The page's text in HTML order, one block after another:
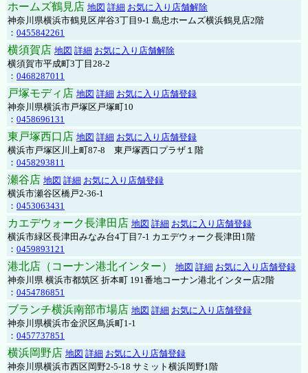
ホームズ鶴見店 地図 詳細 お気に入り店舗解除
神奈川県横浜市鶴見区岸谷3丁目9-1 島忠ホームズ横浜鶴見店2階
： 0455842261
横須賀店 地図 詳細 お気に入り店舗解除
横須賀市平成町3丁目28-2
： 0468287011
戸塚モディ店 地図 詳細 お気に入り店舗登録
神奈川県横浜市戸塚区戸塚町10
： 0458696131
東戸塚西口店 地図 詳細 お気に入り店舗登録
横浜市戸塚区川上町87-8 東戸塚西口プラザ１階
： 0458293811
瀬谷店 地図 詳細 お気に入り店舗登録
横浜市瀬谷区橋戸2-36-1
： 0453063431
カエデウォーク長津田店 地図 詳細 お気に入り店舗登録
横浜市緑区長津田みなみ台4丁目7-1 カエデウォーク長津田1階
： 0459893121
港北店（コーナン港北インター） 地図 詳細 お気に入り店舗登録
神奈川県 横浜市都筑区 折本町 191番地コーナン港北インター店2階
： 0454786851
ブランチ横浜南部市場店 地図 詳細 お気に入り店舗登録
神奈川県横浜市金沢区鳥浜町1-1
： 0457737851
横浜岡野店 地図 詳細 お気に入り店舗登録
神奈川県横浜市西区岡野2-5-18 サミット横浜岡野1階